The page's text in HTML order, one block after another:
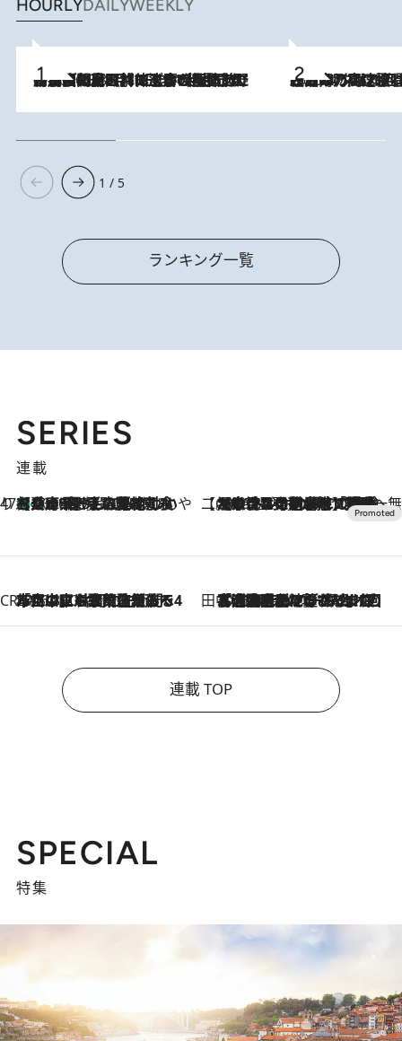
HOURLYDAILYWEEKLY
2026.8.8
「最後に見られてよかった」上野動物園の東園パンダ舎が解体前に特別公開。8月16日まで延長されたパネル展と共に辿る“半世紀”のパンダ飼育《解体工事の図面あり》 2026.8.7
「湘南乃風に憧れて」観客大盛上がりの“タオル回し”に、ラッパー顔負けの高速歌唱まで…さだまさし（74）のアグレッシブすぎる現在地
1 / 5
ランキング一覧
SERIES
連載
47都道府県の手みやげ ひんやりスイーツで夏を満喫
2026.8.8
【兵庫県】この夏絶対食べたい 冷やしておいしいおやつ3選 淡路島の恵みをジェラートに集約 【CREA×星野リゾート】唯一無二。癒しと発見が待つ場所へ
2026.8.7
【トンボの足水浴】ヒノキの香りに包まれて涼感マックス！約13℃の湧水かけ流しを避暑地「星野温泉 トンボの湯」で体験
CREA'S CHOICE
2026.8.7
「立川にも歌舞伎があるんだよ」 片岡仁左衛門・市川中車ら豪華座組みで4年目の立川立飛歌舞伎へ 田中稲の勝手に再ブーム
2026.8.7
「湘南乃風に憧れて」観客大盛上がりの“タオル回し”に、ラッパー顔負けの高速歌唱まで…さだまさし（74）のアグレッシブすぎる現在地
連載 TOP
SPECIAL
特集